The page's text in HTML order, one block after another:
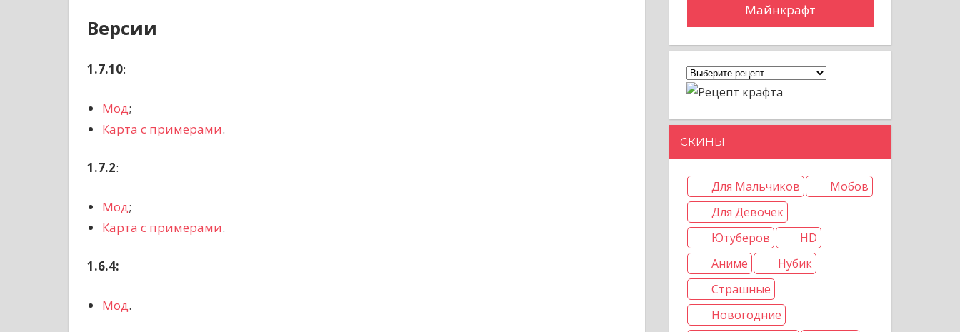
Версии
1.7.10:
Мод;
Карта с примерами.
1.7.2:
Мод;
Карта с примерами.
1.6.4:
Мод.
Майнкрафт
СКИНЫ
Для Мальчиков
Мобов
Для Девочек
Ютуберов
HD
Аниме
Нубик
Страшные
Новогодние